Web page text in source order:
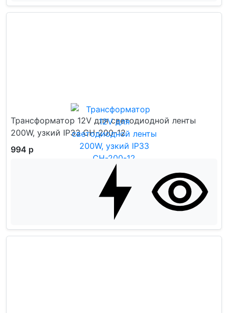
Трансформатор 12V для светодиодной ленты
200W, узкий IP33 CH-200-12
994 р